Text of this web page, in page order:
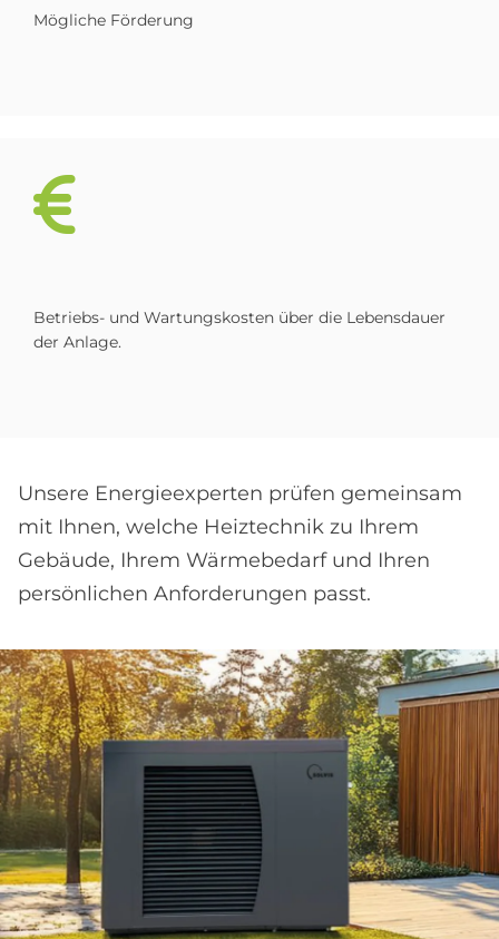
Mögliche Förderung
Betriebs- und Wartungskosten über die Lebensdauer
der Anlage.
Unsere Energieexperten prüfen gemeinsam
mit Ihnen, welche Heiztechnik zu Ihrem
Gebäude, Ihrem Wärmebedarf und Ihren
persönlichen Anforderungen passt.